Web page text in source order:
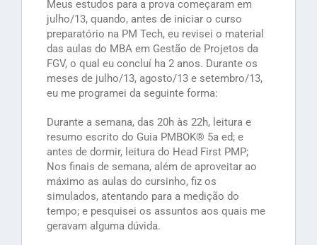
Meus estudos para a prova começaram em
julho/13, quando, antes de iniciar o curso
preparatório na PM Tech, eu revisei o material
das aulas do MBA em Gestão de Projetos da
FGV, o qual eu concluí ha 2 anos. Durante os
meses de julho/13, agosto/13 e setembro/13,
eu me programei da seguinte forma:
Durante a semana, das 20h às 22h, leitura e
resumo escrito do Guia PMBOK® 5a ed; e
antes de dormir, leitura do Head First PMP;
Nos finais de semana, além de aproveitar ao
máximo as aulas do cursinho, fiz os
simulados, atentando para a medição do
tempo; e pesquisei os assuntos aos quais me
geravam alguma dúvida.